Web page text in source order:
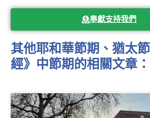
奉獻支持我們
其他耶和華節期、猶太
經》中節期的相關文章：